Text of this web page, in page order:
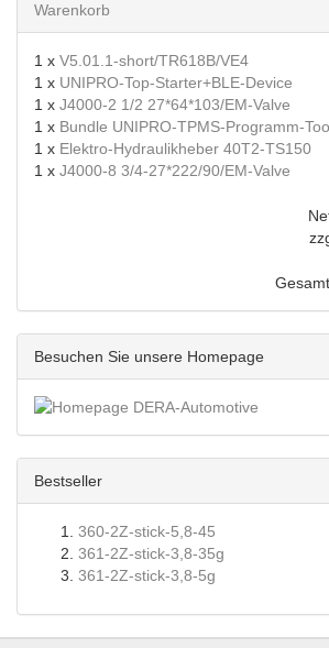
Warenkorb
1 x V5.01.1-short/TR618B/VE4
1 x UNIPRO-Top-Starter+BLE-Device
1 x J4000-2 1/2 27*64*103/EM-Valve
1 x Bundle UNIPRO-TPMS-Programm-
1 x Elektro-Hydraulikheber 40T2-TS150
1 x J4000-8 3/4-27*222/90/EM-Valve
Besuchen Sie unsere Homepage
Bestseller
360-2Z-stick-5,8-45
361-2Z-stick-3,8-35g
361-2Z-stick-3,8-5g